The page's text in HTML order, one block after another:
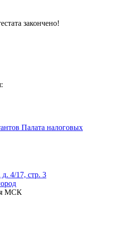
закончено!
Палата налоговых
4/17, стр. 3
МСК